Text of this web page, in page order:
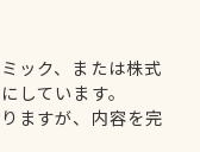
ック、または株式
しています。
ますが、内容を完